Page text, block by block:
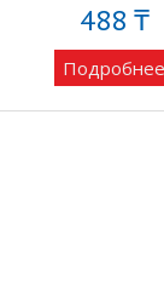
488 ₸
Подробнее